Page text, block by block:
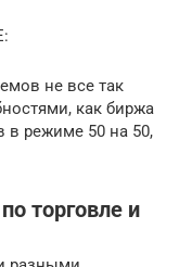
не все так
как биржа
в режиме 50 на 50,
торговле и